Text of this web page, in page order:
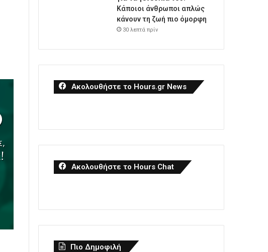
Κάποιοι άνθρωποι απλώς
κάνουν τη ζωή πιο όμορφη
30 λεπτά πρίν
Ακολουθήστε το Hours.gr News
Ακολουθήστε το Hours Chat
Πιο Δημοφιλή